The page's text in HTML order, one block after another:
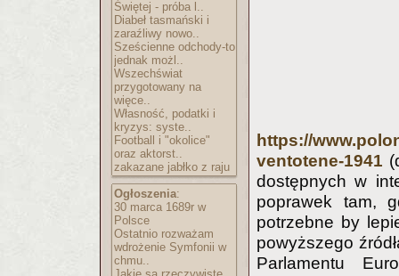
Świętej - próba l..
Diabeł tasmański i
zaraźliwy nowo..
Sześcienne odchody-to
jednak możl..
Wszechświat
przygotowany na
więce..
Własność, podatki i
kryzys: syste..
Football i "okolice"
oraz aktorst..
zakazane jabłko z raju
Ogłoszenia:
30 marca 1689r w
Polsce
Ostatnio rozważam
wdrożenie Symfonii w
chmu..
https://
ventotene-1941
dostępnych w
poprawek tam,
potrzebne by
powyższego
Parlamentu